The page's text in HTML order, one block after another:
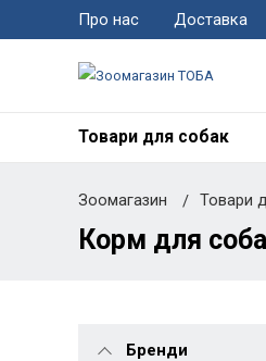
Про нас Доставка
Товари для собак
Зоомагазин Товари
Корм для
Бренди